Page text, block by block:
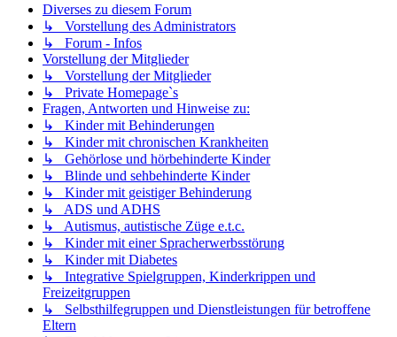
Diverses zu diesem Forum
↳ Vorstellung des Administrators
↳ Forum - Infos
Vorstellung der Mitglieder
↳ Vorstellung der Mitglieder
↳ Private Homepage`s
Fragen, Antworten und Hinweise zu:
↳ Kinder mit Behinderungen
↳ Kinder mit chronischen Krankheiten
↳ Gehörlose und hörbehinderte Kinder
↳ Blinde und sehbehinderte Kinder
↳ Kinder mit geistiger Behinderung
↳ ADS und ADHS
↳ Autismus, autistische Züge e.t.c.
↳ Kinder mit einer Spracherwerbsstörung
↳ Kinder mit Diabetes
↳ Integrative Spielgruppen, Kinderkrippen und
Freizeitgruppen
↳ Selbsthilfegruppen und Dienstleistungen für betroffene
Eltern